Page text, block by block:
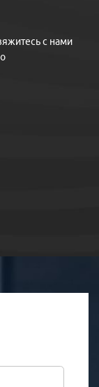
с нами